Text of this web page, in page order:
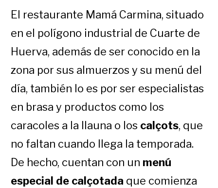
El restaurante Mamá Carmina, situado
en el polígono industrial de Cuarte de
Huerva, además de ser conocido en la
zona por sus almuerzos y su menú del
día, también lo es por ser especialistas
en brasa y productos como los
caracoles a la llauna o los calçots, que
no faltan cuando llega la temporada.
De hecho, cuentan con un menú
especial de calçotada que comienza